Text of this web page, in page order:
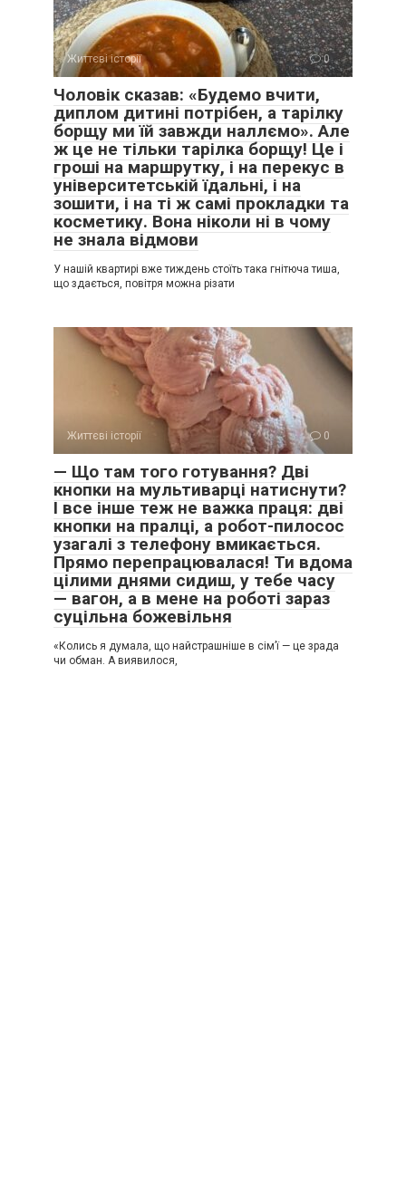
Життєві історії 0
Чоловік сказав: «Будемо вчити,
диплом дитині потрібен, а тарілку
борщу ми їй завжди наллємо». Але
ж це не тільки тарілка борщу! Це і
гроші на маршрутку, і на перекус в
університетській їдальні, і на
зошити, і на ті ж самі прокладки та
косметику. Вона ніколи ні в чому
не знала відмови
У нашій квартирі вже тиждень стоїть така гнітюча тиша,
що здається, повітря можна різати
Життєві історії 0
— Що там того готування? Дві
кнопки на мультиварці натиснути?
І все інше теж не важка праця: дві
кнопки на пралці, а робот-пилосос
узагалі з телефону вмикається.
Прямо перепрацювалася! Ти вдома
цілими днями сидиш, у тебе часу
— вагон, а в мене на роботі зараз
суцільна божевільня
«Колись я думала, що найстрашніше в сім’ї — це зрада
чи обман. А виявилося,